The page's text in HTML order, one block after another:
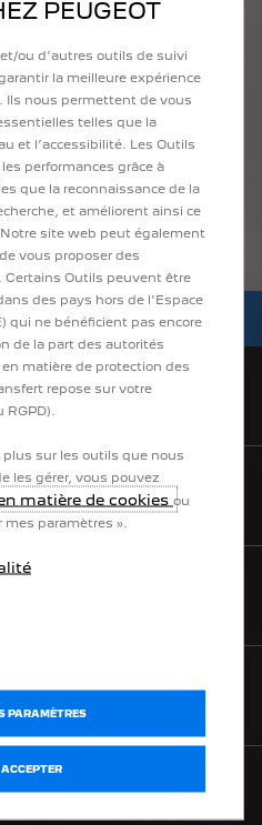
DE
UN ESSAI CONSULTEZ NOS OFFRES
PEUGEOT
ou d’autres outils de suivi
la meilleure expérience
Ils nous permettent de vous
telles que la
et l’accessibilité. Les Outils
performances grâce à
que la reconnaissance de la
et améliorent ainsi ce
site web peut également
vous proposer des
Outils peuvent être
des pays hors de l'Espace
qui ne bénéficient pas encore
de la part des autorités
matière de protection des
repose sur votre
sur les outils que nous
les gérer, vous pouvez
matière de cookies ou
mes paramètres ».
PARAMÈTRES